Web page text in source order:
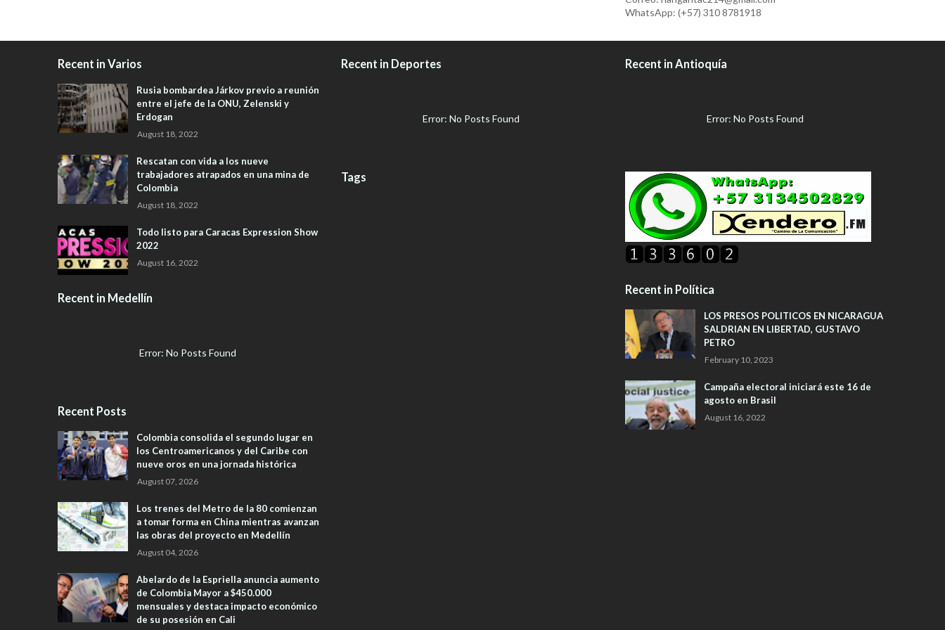
WhatsApp: (+57) 310 8781918
Recent in Varios
Rusia bombardea Járkov previo a reunión
entre el jefe de la ONU, Zelenski y
Erdogan
August 18, 2022
Rescatan con vida a los nueve
trabajadores atrapados en una mina de
Colombia
August 18, 2022
Todo listo para Caracas Expression Show
2022
August 16, 2022
Recent in Medellín
Error: No Posts Found
Recent Posts
Colombia consolida el segundo lugar en
los Centroamericanos y del Caribe con
nueve oros en una jornada histórica
August 07, 2026
Los trenes del Metro de la 80 comienzan
a tomar forma en China mientras avanzan
las obras del proyecto en Medellín
August 04, 2026
Abelardo de la Espriella anuncia aumento
de Colombia Mayor a $450.000
mensuales y destaca impacto económico
de su posesión en Cali
Recent in Deportes
Error: No Posts Found
Tags
Recent in Antioquía
Error: No Posts Found
Recent in Política
LOS PRESOS POLITICOS EN NICARAGUA
SALDRIAN EN LIBERTAD, GUSTAVO
PETRO
February 10, 2023
Campaña electoral iniciará este 16 de
agosto en Brasil
August 16, 2022